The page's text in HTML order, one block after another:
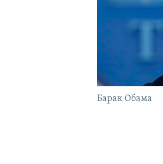
Барак Обама